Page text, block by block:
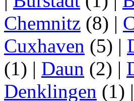
Chemnitz (8) |
Cuxhaven (5) |
(1) | Daun (2) |
Denklingen (1) |